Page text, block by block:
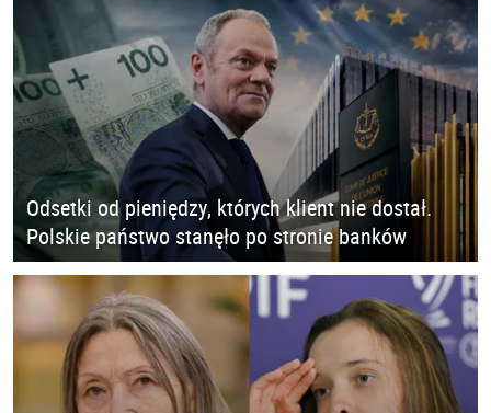
Odsetki od pieniędzy, których klient nie dostał.
Polskie państwo stanęło po stronie banków